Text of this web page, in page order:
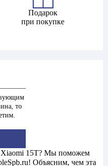
Подарок
при покупке
то
Xiaomi 15T? Мы поможем
Объясним, чем эта